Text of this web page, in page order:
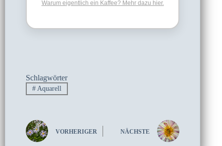
Warum eigentlich ein Kaffee? Mehr dazu hier.
Schlagwörter
#Aquarell
VORHERIGER NÄCHSTE